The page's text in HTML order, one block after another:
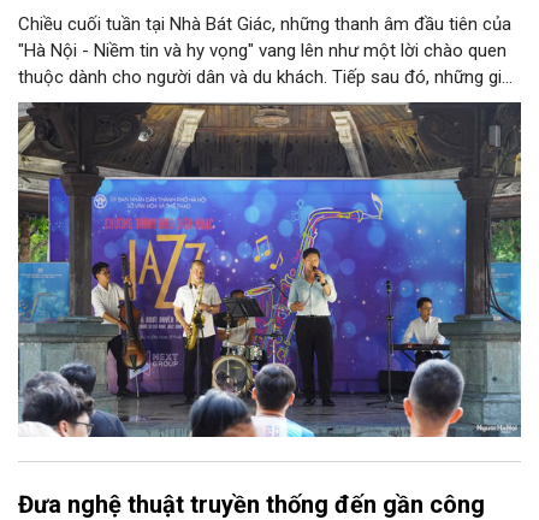
Chiều cuối tuần tại Nhà Bát Giác, những thanh âm đầu tiên của
"Hà Nội - Niềm tin và hy vọng" vang lên như một lời chào quen
thuộc dành cho người dân và du khách. Tiếp sau đó, những giai
điệu jazz kinh điển của thế giới lần lượt cất lên qua phần biểu
diễn của NSƯT Quyền Văn Minh và các nghệ sĩ Bình Minh Jazz
Club, mở ra một không gian âm nhạc giàu cảm xúc ngay giữa
trung tâm Thủ đô.
Đưa nghệ thuật truyền thống đến gần công